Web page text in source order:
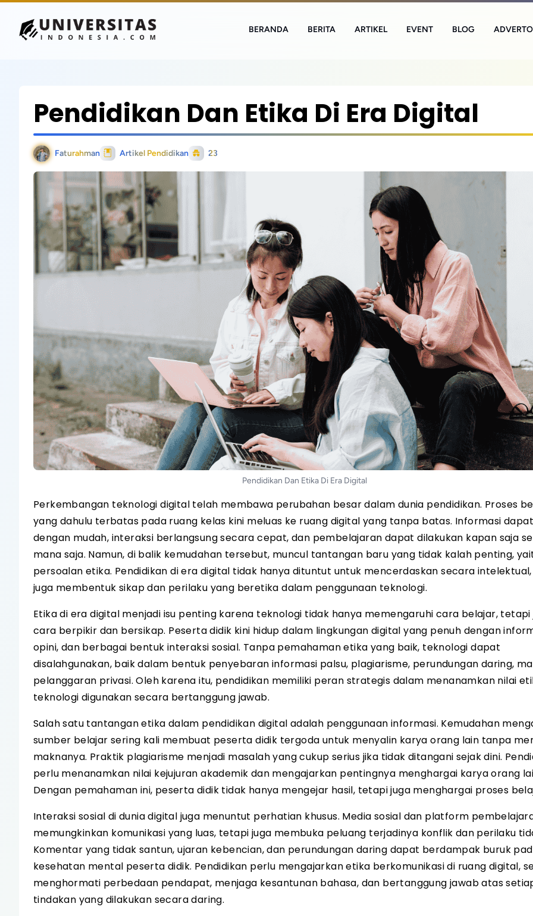
BERANDA BERITA ARTIKEL EVENT BLOG
Pendidikan Dan Etika Di Era Digital
Faturahman Artikel Pendidikan 23
Pendidikan Dan Etika Di Era Digital
Perkembangan teknologi digital telah membawa perubahan besar dalam dunia pendidikan. Proses
yang dahulu terbatas pada ruang kelas kini meluas ke ruang digital yang tanpa batas. Informasi
dengan mudah, interaksi berlangsung secara cepat, dan pembelajaran dapat dilakukan kapan saja
mana saja. Namun, di balik kemudahan tersebut, muncul tantangan baru yang tidak kalah penting,
persoalan etika. Pendidikan di era digital tidak hanya dituntut untuk mencerdaskan secara
juga membentuk sikap dan perilaku yang beretika dalam penggunaan teknologi.
Etika di era digital menjadi isu penting karena teknologi tidak hanya memengaruhi cara belajar, tetapi
cara berpikir dan bersikap. Peserta didik kini hidup dalam lingkungan digital yang penuh dengan
opini, dan berbagai bentuk interaksi sosial. Tanpa pemahaman etika yang baik, teknologi dapat
disalahgunakan, baik dalam bentuk penyebaran informasi palsu, plagiarisme, perundungan daring,
pelanggaran privasi. Oleh karena itu, pendidikan memiliki peran strategis dalam menanamkan nilai
teknologi digunakan secara bertanggung jawab.
Salah satu tantangan etika dalam pendidikan digital adalah penggunaan informasi. Kemudahan
sumber belajar sering kali membuat peserta didik tergoda untuk menyalin karya orang lain tanpa
maknanya. Praktik plagiarisme menjadi masalah yang cukup serius jika tidak ditangani sejak dini.
perlu menanamkan nilai kejujuran akademik dan mengajarkan pentingnya menghargai karya orang
Dengan pemahaman ini, peserta didik tidak hanya mengejar hasil, tetapi juga menghargai proses
Interaksi sosial di dunia digital juga menuntut perhatian khusus. Media sosial dan platform
memungkinkan komunikasi yang luas, tetapi juga membuka peluang terjadinya konflik dan perilaku
Komentar yang tidak santun, ujaran kebencian, dan perundungan daring dapat berdampak buruk
kesehatan mental peserta didik. Pendidikan perlu mengajarkan etika berkomunikasi di ruang digital,
menghormati perbedaan pendapat, menjaga kesantunan bahasa, dan bertanggung jawab atas
tindakan yang dilakukan secara daring.